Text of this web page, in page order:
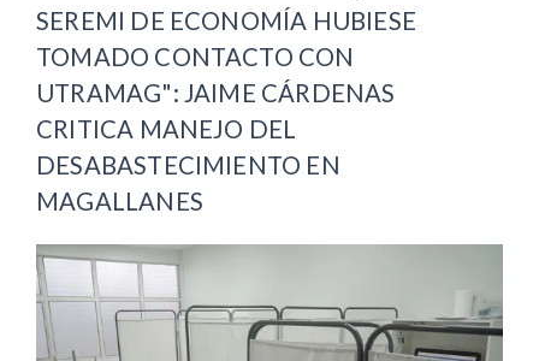
SEREMI DE ECONOMÍA HUBIESE
TOMADO CONTACTO CON
UTRAMAG": JAIME CÁRDENAS
CRITICA MANEJO DEL
DESABASTECIMIENTO EN
MAGALLANES